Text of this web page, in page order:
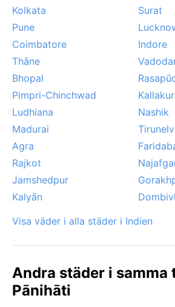
Kolkata
Surat
Pune
Coimbatore
Indore
Thāne
Bhopal
Pimpri-Chinchwad
Ludhiana
Nashik
Madurai
Agra
Rajkot
Jamshedpur
Kalyān
Visa väder i alla städer i Indien
Andra städer i samma
Pānihāti